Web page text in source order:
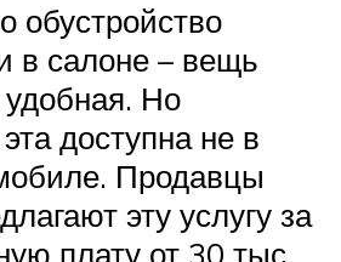
обустройство
в салоне – вещь
Но
доступна не в
Продавцы
эту услугу за
плату от 30 тыс.